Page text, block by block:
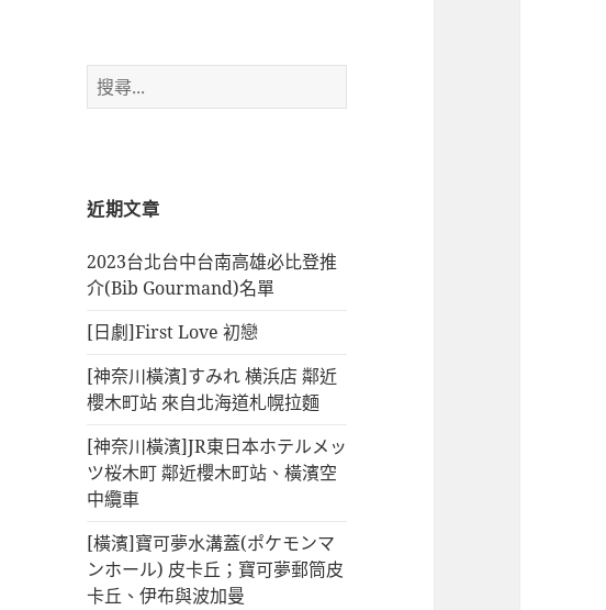
搜
尋
近期文章
2023台北台中台南高雄必比登推
介(Bib Gourmand)名單
[日劇]First Love 初戀
[神奈川橫濱]すみれ 横浜店 鄰近
櫻木町站 來自北海道札幌拉麵
[神奈川橫濱]JR東日本ホテルメッ
ツ桜木町 鄰近櫻木町站、橫濱空
中纜車
[橫濱]寶可夢水溝蓋(ポケモンマ
ンホール) 皮卡丘；寶可夢郵筒皮
卡丘、伊布與波加曼